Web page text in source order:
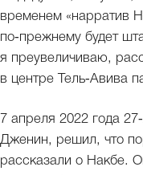
временем «нарратив
по‑прежнему будет
я преувеличиваю,
в центре Тель‑Авива
7 апреля 2022 года
Дженин, решил, что
рассказали о Накбе.